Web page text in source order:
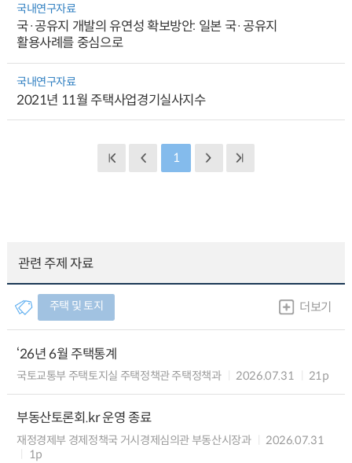
국내연구자료
국·공유지 개발의 유연성 확보방안: 일본 국·공유지
활용사례를 중심으로
국내연구자료
2021년 11월 주택사업경기실사지수
1
관련 주제 자료
주택 및 토지 더보기
‘26년 6월 주택통계
국토교통부 주택토지실 주택정책관 주택정책과 2026.07.31 21p
부동산토론회.kr 운영 종료
재정경제부 경제정책국 거시경제심의관 부동산시장과
2026.07.31
1p